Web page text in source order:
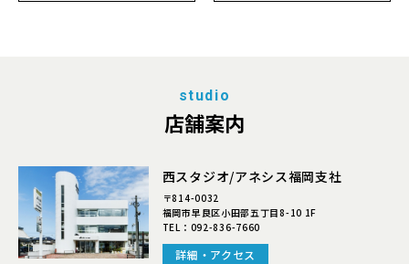
studio
店舗案内
西スタジオ/アネシス福岡支社
〒814-0032
福岡市早良区小田部五丁目8-10 1F
TEL： 092-836-7660
詳細・アクセス